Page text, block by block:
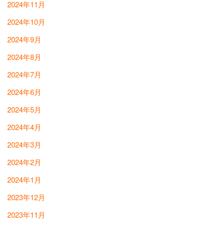
2024年11月
2024年10月
2024年9月
2024年8月
2024年7月
2024年6月
2024年5月
2024年4月
2024年3月
2024年2月
2024年1月
2023年12月
2023年11月